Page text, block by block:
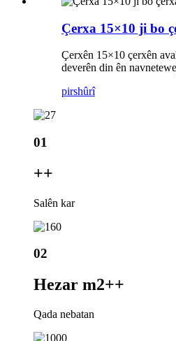
Çerxa 15×10 ji bo
Çerxên 15×10 çerxên
deverên din ên
pirshûrî
01
++
Salên kar
02
Hezar m2++
Qada nebatan